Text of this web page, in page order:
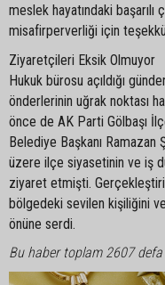
meslek hayatındaki başarılı
misafirperverliği için
Ziyaretçileri Eksik Olmuyor
Hukuk bürosu açıldığı
önderlerinin uğrak noktası
önce de AK Parti Gölbaşı
Belediye Başkanı
üzere ilçe siyasetinin ve iş
ziyaret etmişti.
bölgedeki sevilen kişiliğini
önüne serdi.
Bu haber toplam 2607